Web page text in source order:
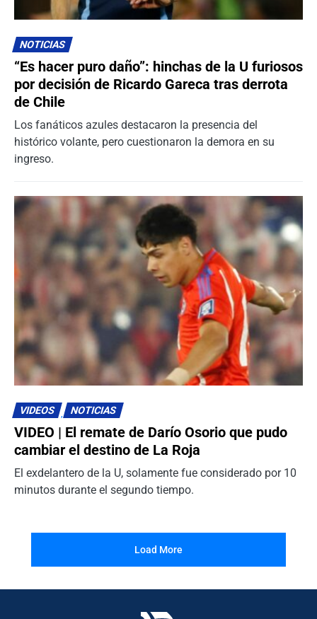
NOTICIAS
“Es hacer puro daño”: hinchas de la U furiosos
por decisión de Ricardo Gareca tras derrota
de Chile
Los fanáticos azules destacaron la presencia del
histórico volante, pero cuestionaron la demora en su
ingreso.
VIDEOS NOTICIAS
VIDEO | El remate de Darío Osorio que pudo
cambiar el destino de La Roja
El exdelantero de la U, solamente fue considerado por 10
minutos durante el segundo tiempo.
Load More